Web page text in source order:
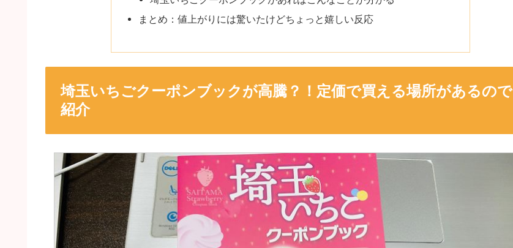
まとめ：値上がりには驚いたけどちょっと嬉しい反応
埼玉いちごクーポンブックが高騰？！定価で買える場所があるので
紹介